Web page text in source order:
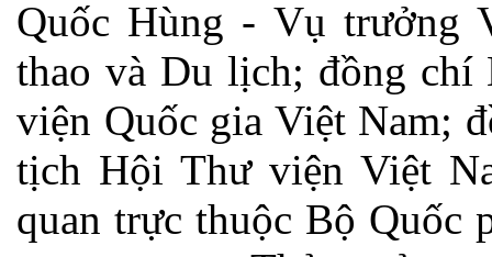
Quốc Hùng - Vụ trưởng
thao và Du lịch; đồng
viện Quốc gia Việt Nam;
tịch Hội Thư viện Việt
quan trực thuộc Bộ Quốc